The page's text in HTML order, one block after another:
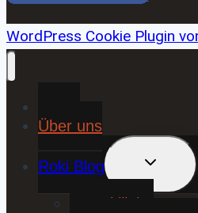
WordPress Cookie Plugin
Über uns
Roki Blog
❤️ Rokiliebe